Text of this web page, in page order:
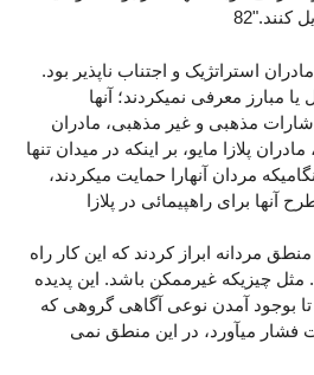
کنند."82
استراتژیک و اجتناب ناپذیر بود.
یا مبارز معرفی نمیکردند؛ آنها
مذهبی و غیر مذهبی، مادران
پلازا مایو، بر اینکه در میدان تنها
مردان آنهارا حمایت میکردند،
برای راهپیمائی در پلازا
مردانه ابراز کردند که این کار راه
مثل چیزیکه غیرممکن باشد. این پدیده
بوجود آمدن نوعی آگاهی گروهی که
فشار میآورد، در این منطق نمی